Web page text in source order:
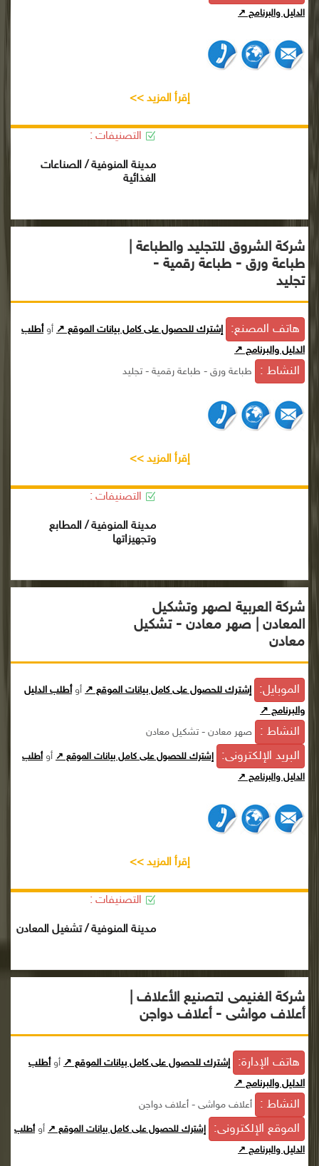
الدليل والبرنامج ↗
إقرأ المزيد >>
التصنيفات :
مدينة المنوفية / الصناعات
الغذائية
شركة الشروق للتجليد والطباعة |
طباعة ورق - طباعة رقمية -
تجليد
هاتف المصنع: إشترك للحصول على كامل بيانات الموقع ↗ أوأطلب
الدليل والبرنامج ↗
النشاط : طباعة ورق - طباعة رقمية - تجليد
إقرأ المزيد >>
التصنيفات :
مدينة المنوفية / المطابع
وتجهيزاتها
شركة العربية لصهر وتشكيل
المعادن | صهر معادن - تشكيل
معادن
الموبايل: إشترك للحصول على كامل بيانات الموقع ↗ أوأطلب الدليل
والبرنامج ↗
النشاط : صهر معادن - تشكيل معادن
البريد الإلكترونى: إشترك للحصول على كامل بيانات الموقع ↗ أوأطلب
الدليل والبرنامج ↗
إقرأ المزيد >>
التصنيفات :
مدينة المنوفية / تشغيل المعادن
شركة الغنيمى لتصنيع الأعلاف |
أعلاف مواشى - أعلاف دواجن
هاتف الإدارة: إشترك للحصول على كامل بيانات الموقع ↗ أوأطلب
الدليل والبرنامج ↗
النشاط : أعلاف مواشى - أعلاف دواجن
الموقع الإلكترونى: إشترك للحصول على كامل بيانات الموقع ↗ أوأطلب
الدليل والبرنامج ↗